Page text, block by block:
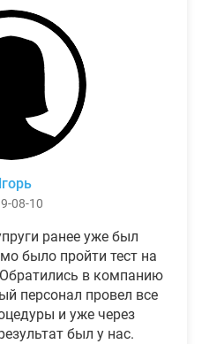
08-10
ранее уже был
было пройти тест на
в компанию
персонал провел все
и уже через
был у нас.